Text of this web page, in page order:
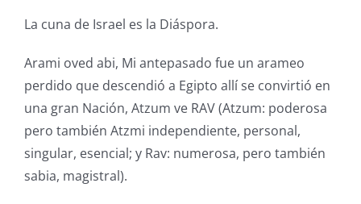
La cuna de Israel es la Diáspora.
Arami oved abi, Mi antepasado fue un arameo
perdido que descendió a Egipto allí se convirtió en
una gran Nación, Atzum ve RAV (Atzum: poderosa
pero también Atzmi independiente, personal,
singular, esencial; y Rav: numerosa, pero también
sabia, magistral).